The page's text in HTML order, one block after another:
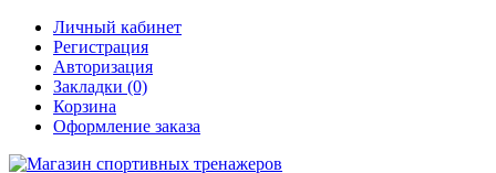
Личный кабинет
Регистрация
Авторизация
Закладки (0)
Корзина
Оформление заказа